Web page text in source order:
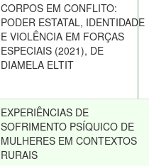
CORPOS EM CONFLITO:
PODER ESTATAL, IDENTIDADE
E VIOLÊNCIA EM FORÇAS
ESPECIAIS (2021), DE
DIAMELA ELTIT
EXPERIÊNCIAS DE
SOFRIMENTO PSÍQUICO DE
MULHERES EM CONTEXTOS
RURAIS